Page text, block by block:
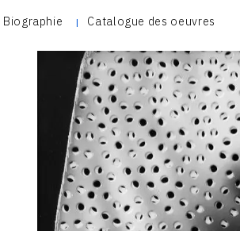
Biographie Catalogue des oeuvres